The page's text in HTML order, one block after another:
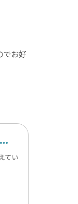
でお好
てい